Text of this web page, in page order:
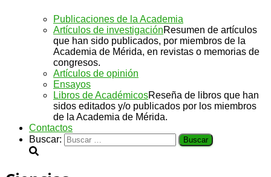
Publicaciones de la Academia
Artículos de investigaciónResumen de artículos
que han sido publicados, por miembros de la
Academia de Mérida, en revistas o memorias de
congresos.
Artículos de opinión
Ensayos
Libros de AcadémicosReseña de libros que han
sidos editados y/o publicados por los miembros
de la Academia de Mérida.
Contactos
Buscar: